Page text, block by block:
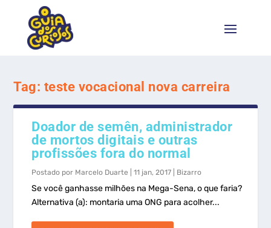
Tag: teste vocacional nova carreira
Doador de semên, administrador
de mortos digitais e outras
profissões fora do normal
Postado por Marcelo Duarte |11 jan, 2017 Bizarro
Se você ganhasse milhões na Mega-Sena, o que faria?
Alternativa (a): montaria uma ONG para acolher...